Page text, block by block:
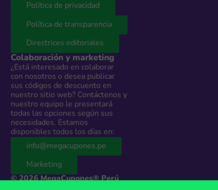
Política de privacidad
Política de transparencia
Directrices editoriales
Colaboración y marketing
¿Está interesado en colaborar
con nosotros o desea publicar
sus códigos de descuento en
nuestro sitio web? Contáctenos y
nuestro equipo le presentará
todas las opciones según sus
necesidades. Estamos
disponibles todos los días en:
info@megacupones.pe
Marketing
© 2026 MegaCupones® Perú